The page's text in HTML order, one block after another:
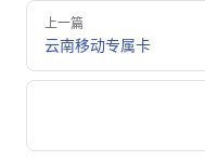
Pager
上一篇
云南移动专属卡